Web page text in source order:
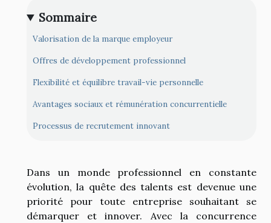
Sommaire
Valorisation de la marque employeur
Offres de développement professionnel
Flexibilité et équilibre travail-vie personnelle
Avantages sociaux et rémunération concurrentielle
Processus de recrutement innovant
Dans un monde professionnel en constante
évolution, la quête des talents est devenue une
priorité pour toute entreprise souhaitant se
démarquer et innover. Avec la concurrence